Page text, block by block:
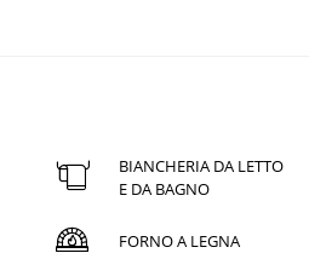
BIANCHERIA DA LETTO
E DA BAGNO
FORNO A LEGNA